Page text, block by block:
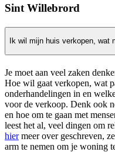
Sint Willebrord
Ik wil mijn huis verkopen, wat
Je moet aan veel zaken
Hoe wil gaat verkopen, wat
onderhandelingen in en
voor de verkoop. Denk ook
en hoe om te gaan met
leest het al, veel dingen om
hiermeer over geschreven,
arm te nemen om je woning